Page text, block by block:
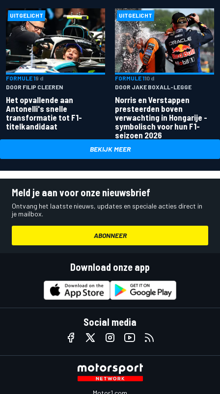
UITGELICHT
FORMULE 19 d
DOOR FILIP CLEEREN
Het opvallende aan
Antonelli's snelle
transformatie tot F1-
titelkandidaat
UITGELICHT
FORMULE 110 d
DOOR JAKE BOXALL-LEGGE
Norris en Verstappen
presteerden boven
verwachting in Hongarije -
symbolisch voor hun F1-
seizoen 2026
BEKIJK MEER
Meld je aan voor onze nieuwsbrief
Ontvang het laatste nieuws, updates en speciale acties direct in
je mailbox.
ABONNEER
Download onze app
Social media